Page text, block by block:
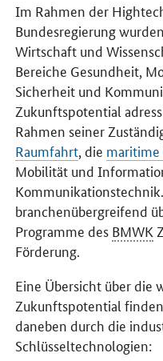
Im Rahmen der
Bundesregierung
Wirtschaft und
Bereiche Gesundheit,
Sicherheit und
Zukunftspotential
Rahmen seiner
Raumfahrt, die
Mobilität und
branchenübergreifend
Programme des BMWK
Förderung.
Eine Übersicht über die
Zukunftspotential
daneben durch die
Schlüsseltechnologien: